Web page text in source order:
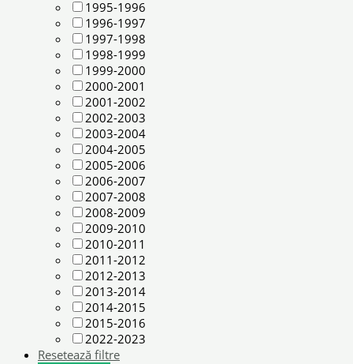
1995-1996
1996-1997
1997-1998
1998-1999
1999-2000
2000-2001
2001-2002
2002-2003
2003-2004
2004-2005
2005-2006
2006-2007
2007-2008
2008-2009
2009-2010
2010-2011
2011-2012
2012-2013
2013-2014
2014-2015
2015-2016
2022-2023
Resetează filtre